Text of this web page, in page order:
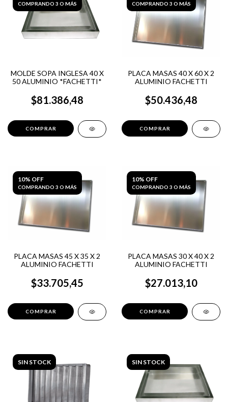
COMPRANDO 3 O MÁS
MOLDE SOPA INGLESA 40 X
50 ALUMINIO *FACHETTI*
$81.386,48
COMPRANDO 3 O MÁS
PLACA MASAS 40 X 60 X 2
ALUMINIO FACHETTI
$50.436,48
10% OFF
COMPRANDO 3 O MÁS
PLACA MASAS 45 X 35 X 2
ALUMINIO FACHETTI
$33.705,45
10% OFF
COMPRANDO 3 O MÁS
PLACA MASAS 30 X 40 X 2
ALUMINIO FACHETTI
$27.013,10
SIN STOCK SIN STOCK